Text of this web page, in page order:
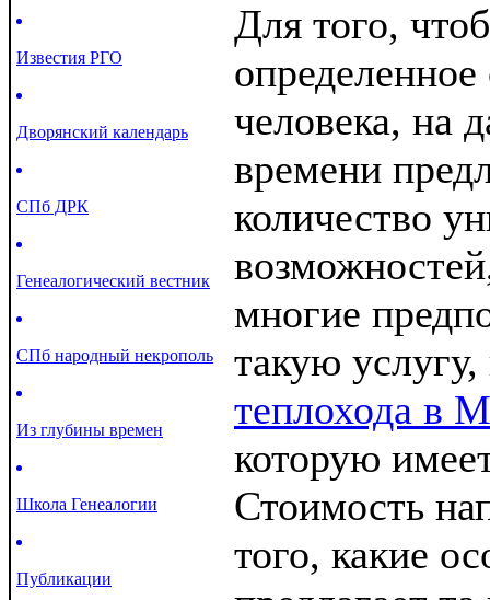
Известия РГО
Дворянский календарь
СПб ДРК
Генеалогический вестник
СПб народный некрополь
Из глубины времен
Школа Генеалогии
Публикации
Для того,
человека, на
времени
количество
многие
такую
теплохода в
которую
Стоимость
того, какие